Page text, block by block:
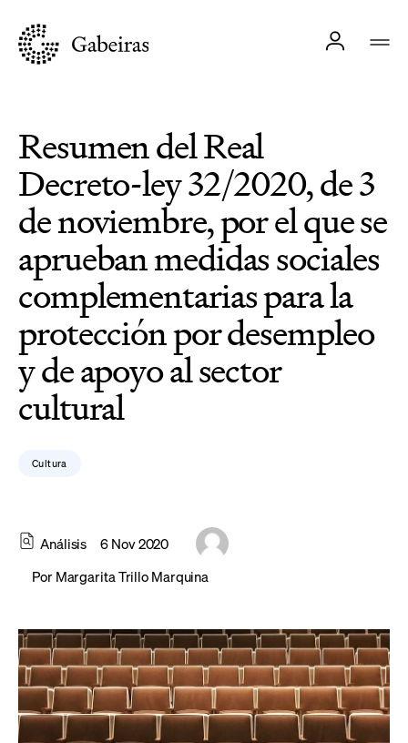
Resumen del Real
Decreto-ley 32/2020, de 3
de noviembre, por el que se
aprueban medidas sociales
complementarias para la
protección por desempleo
y de apoyo al sector
cultural
Cultura
Análisis
6 Nov 2020
Por Margarita Trillo Marquina